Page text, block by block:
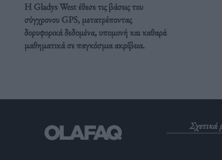
Η Gladys West έθεσε τις βάσεις του
σύγχρονου GPS, μετατρέποντας
δορυφορικά δεδομένα, υπομονή και καθαρά
μαθηματικά σε παγκόσμια ακρίβεια.
Σχετικά